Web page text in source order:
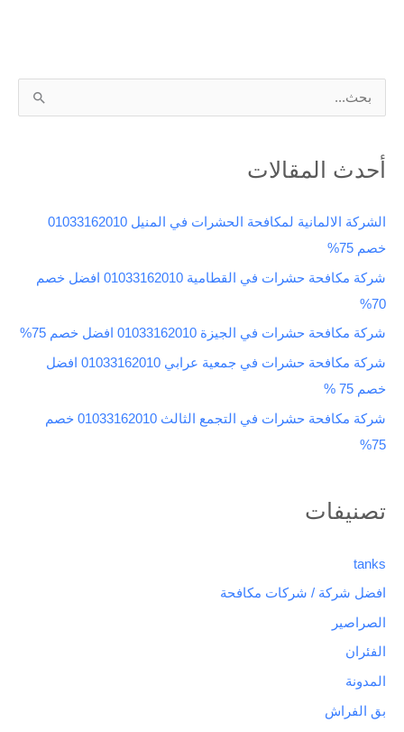
ب
ح
:
أحدث المقالات
الشركة الالمانية لمكافحة الحشرات في المنيل 01033162010
خصم 75%
شركة مكافحة حشرات في القطامية 01033162010 افضل خصم
70%
شركة مكافحة حشرات في الجيزة 01033162010 افضل خصم 75%
شركة مكافحة حشرات في جمعية عرابي 01033162010 افضل
خصم 75 %
شركة مكافحة حشرات في التجمع الثالث 01033162010 خصم
75%
تصنيفات
tanks
افضل شركة / شركات مكافحة
الصراصير
الفئران
المدونة
بق الفراش